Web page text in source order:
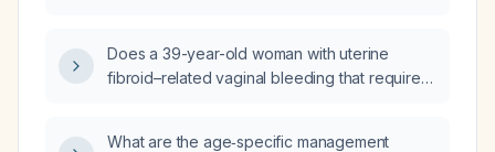
endometrium measuring 0.6 cm, what is the
appropriate next step in evaluation and
Does a 39-year-old woman with uterine
fibroid–related vaginal bleeding that requires
What are the age‑specific management